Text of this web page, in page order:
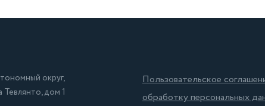
округ,
дом 1
Пользовательское
обработку персональных